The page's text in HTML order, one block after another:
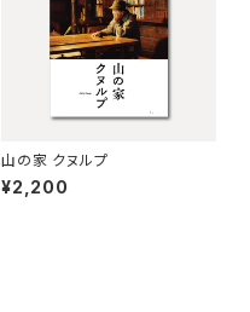
山の家 クヌルプ
¥2,200